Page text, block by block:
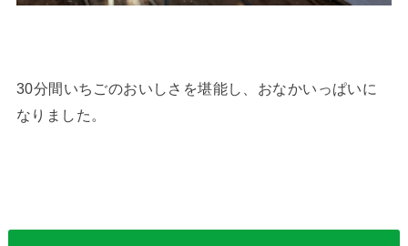
30分間いちごのおいしさを堪能し、おなかいっぱいに
なりました。